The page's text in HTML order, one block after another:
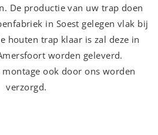
De productie van uw trap doen
in Soest gelegen vlak bij
houten trap klaar is zal deze in
worden geleverd.
montage ook door ons worden
verzorgd.